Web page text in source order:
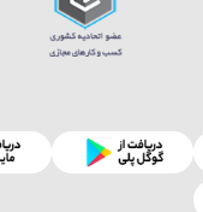
خرید 219,900 تومان